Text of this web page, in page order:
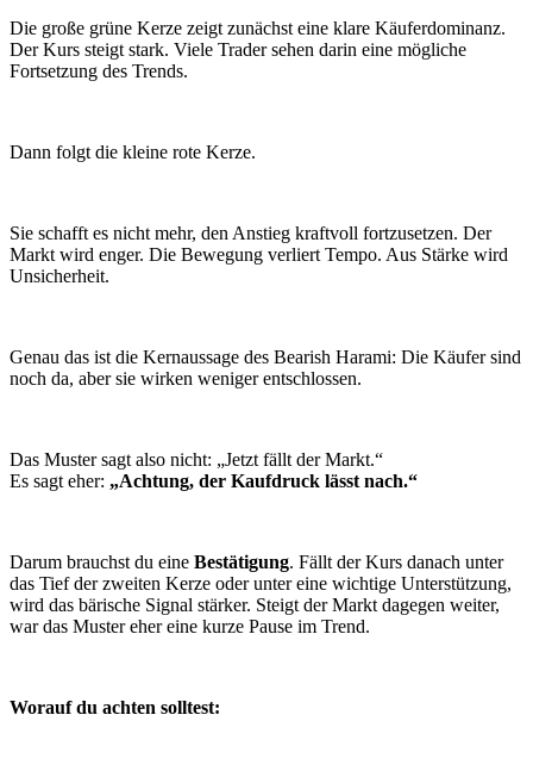
Die große grüne Kerze zeigt zunächst eine klare Käuferdominanz.
Der Kurs steigt stark. Viele Trader sehen darin eine mögliche
Fortsetzung des Trends.
Dann folgt die kleine rote Kerze.
Sie schafft es nicht mehr, den Anstieg kraftvoll fortzusetzen. Der
Markt wird enger. Die Bewegung verliert Tempo. Aus Stärke wird
Unsicherheit.
Genau das ist die Kernaussage des Bearish Harami: Die Käufer sind
noch da, aber sie wirken weniger entschlossen.
Das Muster sagt also nicht: „Jetzt fällt der Markt.“
Es sagt eher: „Achtung, der Kaufdruck lässt nach.“
Darum brauchst du eine Bestätigung. Fällt der Kurs danach unter
das Tief der zweiten Kerze oder unter eine wichtige Unterstützung,
wird das bärische Signal stärker. Steigt der Markt dagegen weiter,
war das Muster eher eine kurze Pause im Trend.
Worauf du achten solltest: